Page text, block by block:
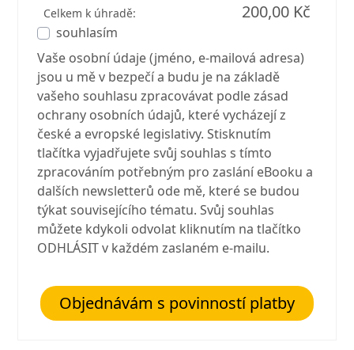
Celkem k úhradě: 200,00 Kč
souhlasím
Vaše osobní údaje (jméno, e-mailová adresa)
jsou u mě v bezpečí a budu je na základě
vašeho souhlasu zpracovávat podle zásad
ochrany osobních údajů, které vycházejí z
české a evropské legislativy. Stisknutím
tlačítka vyjadřujete svůj souhlas s tímto
zpracováním potřebným pro zaslání eBooku a
dalších newsletterů ode mě, které se budou
týkat souvisejícího tématu. Svůj souhlas
můžete kdykoli odvolat kliknutím na tlačítko
ODHLÁSIT v každém zaslaném e-mailu.
Objednávám s povinností platby